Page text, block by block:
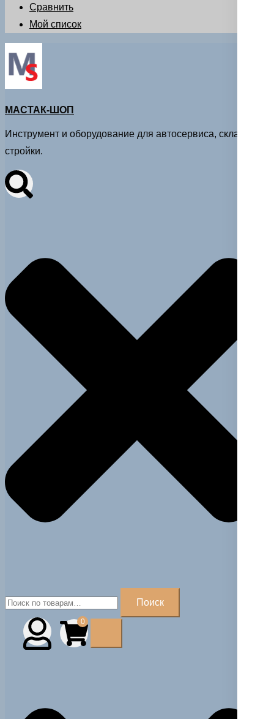
Сравнить
Мой список
МАСТАК-ШОП
Инструмент и оборудование для автосервиса, склада и
стройки.
Искать:
Поиск
0